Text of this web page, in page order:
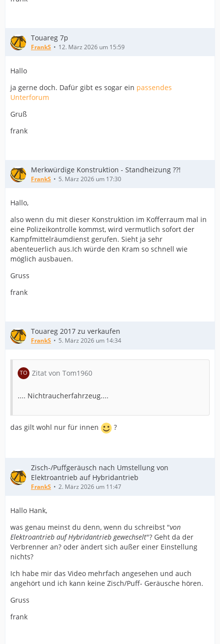
Touareg 7p
FrankS 12. März 2026 um 15:59
Hallo
ja gerne doch. Dafür gibt es sogar ein passendes
Unterforum
Gruß
frank
Merkwürdige Konstruktion - Standheizung ??!
FrankS 5. März 2026 um 17:30
Hallo,
also wenn du mit dieser Konstruktion im Kofferraum mal in
eine Polizeikontrolle kommst, wird vermutlich sofort der
Kampfmittelräumdienst gerufen. Sieht ja sehr
abenteuerlich aus.Ich würde den Kram so schnell wie
möglich ausbauen.
Gruss
frank
Touareg 2017 zu verkaufen
FrankS 5. März 2026 um 14:34
Zitat von Tom1960
.... Nichtraucherfahrzeug....
das gilt wohl nur für innen ?
Zisch-/Puffgeräusch nach Umstellung von
Elektroantrieb auf Hybridantrieb
FrankS 2. März 2026 um 11:47
Hallo Hank,
was genau meinst du denn, wenn du schreibst "von
Elektroantrieb auf Hybridantrieb gewechselt"? Geht da der
Verbrenner an? oder ändert sich außer einer Einstellung
nichts?
Ich habe mir das Video mehrfach angesehen und auch
angehört und ich kann keine Zisch/Puff- Geräusche hören.
Gruss
frank